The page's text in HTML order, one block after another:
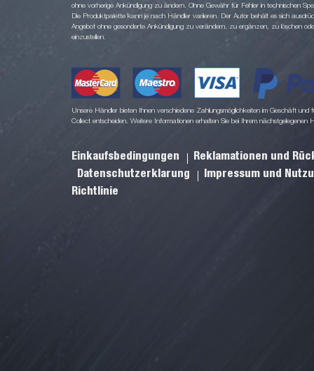
ohne vorherige Ankündigung zu ändern. Ohne Gewähr für Fehler in technischen
Die Produktpalette kann je nach Händler variieren. Der Autor behält es sich
Angebot ohne gesonderte Ankündigung zu verändern, zu ergänzen, zu löschen
einzustellen.
Unsere Händler bieten Ihnen verschiedene Zahlungsmöglichkeiten im Geschäft
Collect entscheiden. Weitere Informationen erhalten Sie bei Ihrem nächstgelegenen
Einkaufsbedingungen Reklamationen und
Datenschutzerklarung
Impressum und
Richtlinie